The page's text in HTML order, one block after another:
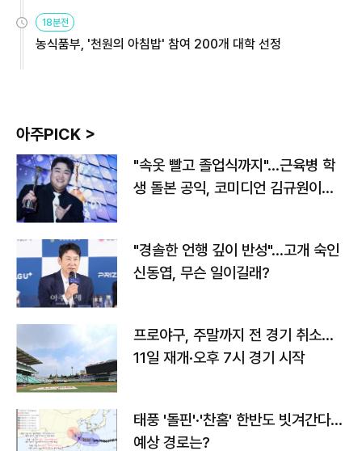
원
18분전
농식품부, '천원의 아침밥' 참여 200개 대학 선정
아주PICK >
"속옷 빨고 졸업식까지"…근육병 학
생 돌본 공익, 코미디언 김규원이었
"경솔한 언행 깊이 반성"…고개 숙인
신동엽, 무슨 일이길래?
프로야구, 주말까지 전 경기 취소…
11일 재개·오후 7시 경기 시작
태풍 '돌핀'·'찬홈' 한반도 빗겨간다…
예상 경로는?